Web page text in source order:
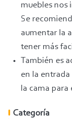
muebles nos
Se
aumentar la
tener más
También es
en la
la cama para
Categoría